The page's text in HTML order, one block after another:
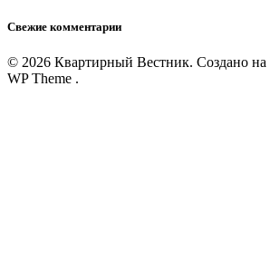
Свежие комментарии
© 2026 Квартирный Вестник. Создано на
WP Theme .